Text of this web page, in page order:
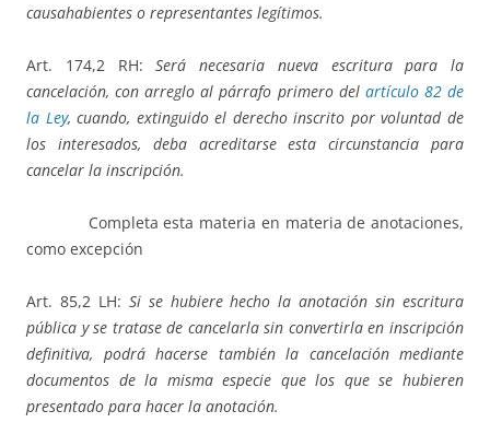
causahabientes o representantes legítimos.
Art. 174,2 RH:Será necesaria nueva escritura para la
cancelación, con arreglo al párrafo primero del artículo 82 de
la Ley, cuando, extinguido el derecho inscrito por voluntad de
los interesados, deba acreditarse esta circunstancia para
cancelar la inscripción.
Completa esta materia en materia de anotaciones,
como excepción
Art. 85,2 LH: Si se hubiere hecho la anotación sin escritura
pública y se tratase de cancelarla sin convertirla en inscripción
definitiva, podrá hacerse también la cancelación mediante
documentos de la misma especie que los que se hubieren
presentado para hacer la anotación.